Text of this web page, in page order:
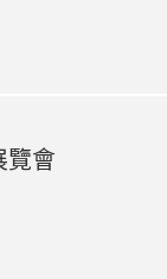
覽會